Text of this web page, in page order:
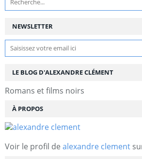
NEWSLETTER
LE BLOG D'ALEXANDRE CLÉMENT
Romans et films noirs
À PROPOS
Voir le profil de alexandre clement